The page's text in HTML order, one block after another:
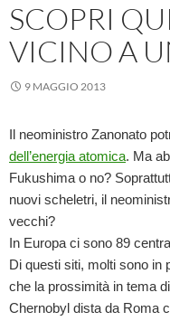
SCOPRI
VICINO A
9 MAGGIO 2013
Il neoministro Zanonato
dell’energia atomica. Ma
Fukushima o no?
nuovi scheletri, il
vecchi?
In Europa ci sono 89
Di questi siti, molti sono in
che la prossimità in tema
Chernobyl dista da Roma